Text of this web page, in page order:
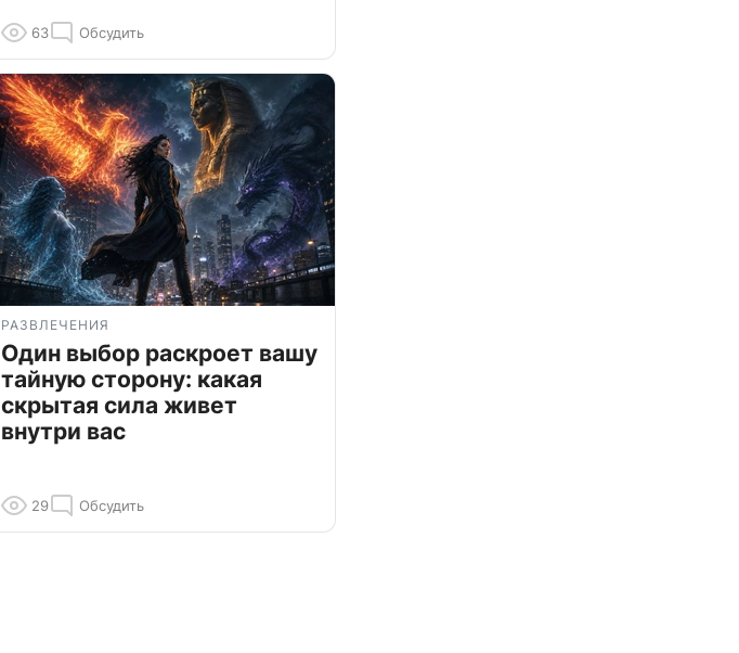
63 Обсудить
РАЗВЛЕЧЕНИЯ
Один выбор раскроет вашу
тайную сторону: какая
скрытая сила живет
внутри вас
29 Обсудить